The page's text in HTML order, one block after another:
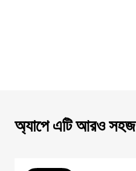
অ্যাপে এটি আরও সহজ